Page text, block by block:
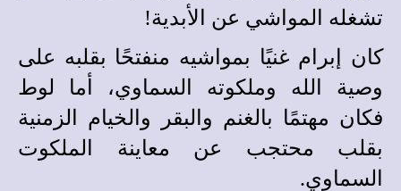
تشغله المواشي عن الأبدية!
كان إبرام غنيًا بمواشيه منفتحًا بقلبه على
وصية الله وملكوته السماوي، أما لوط
فكان مهتمًا بالغنم والبقر والخيام الزمنية
بقلب محتجب عن معاينة الملكوت
السماوي.